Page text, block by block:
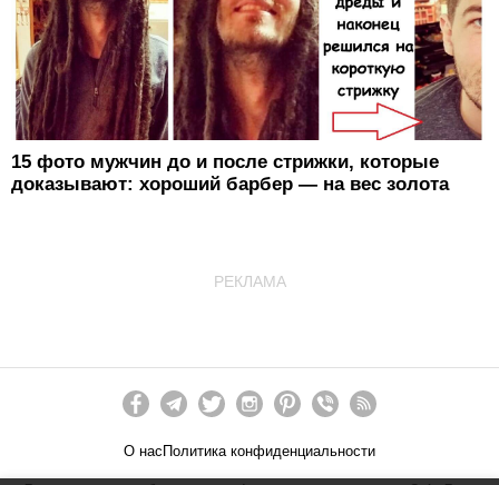
15 фото мужчин до и после стрижки, которые
доказывают: хороший барбер — на вес золота
РЕКЛАМА
О нас Политика конфиденциальности